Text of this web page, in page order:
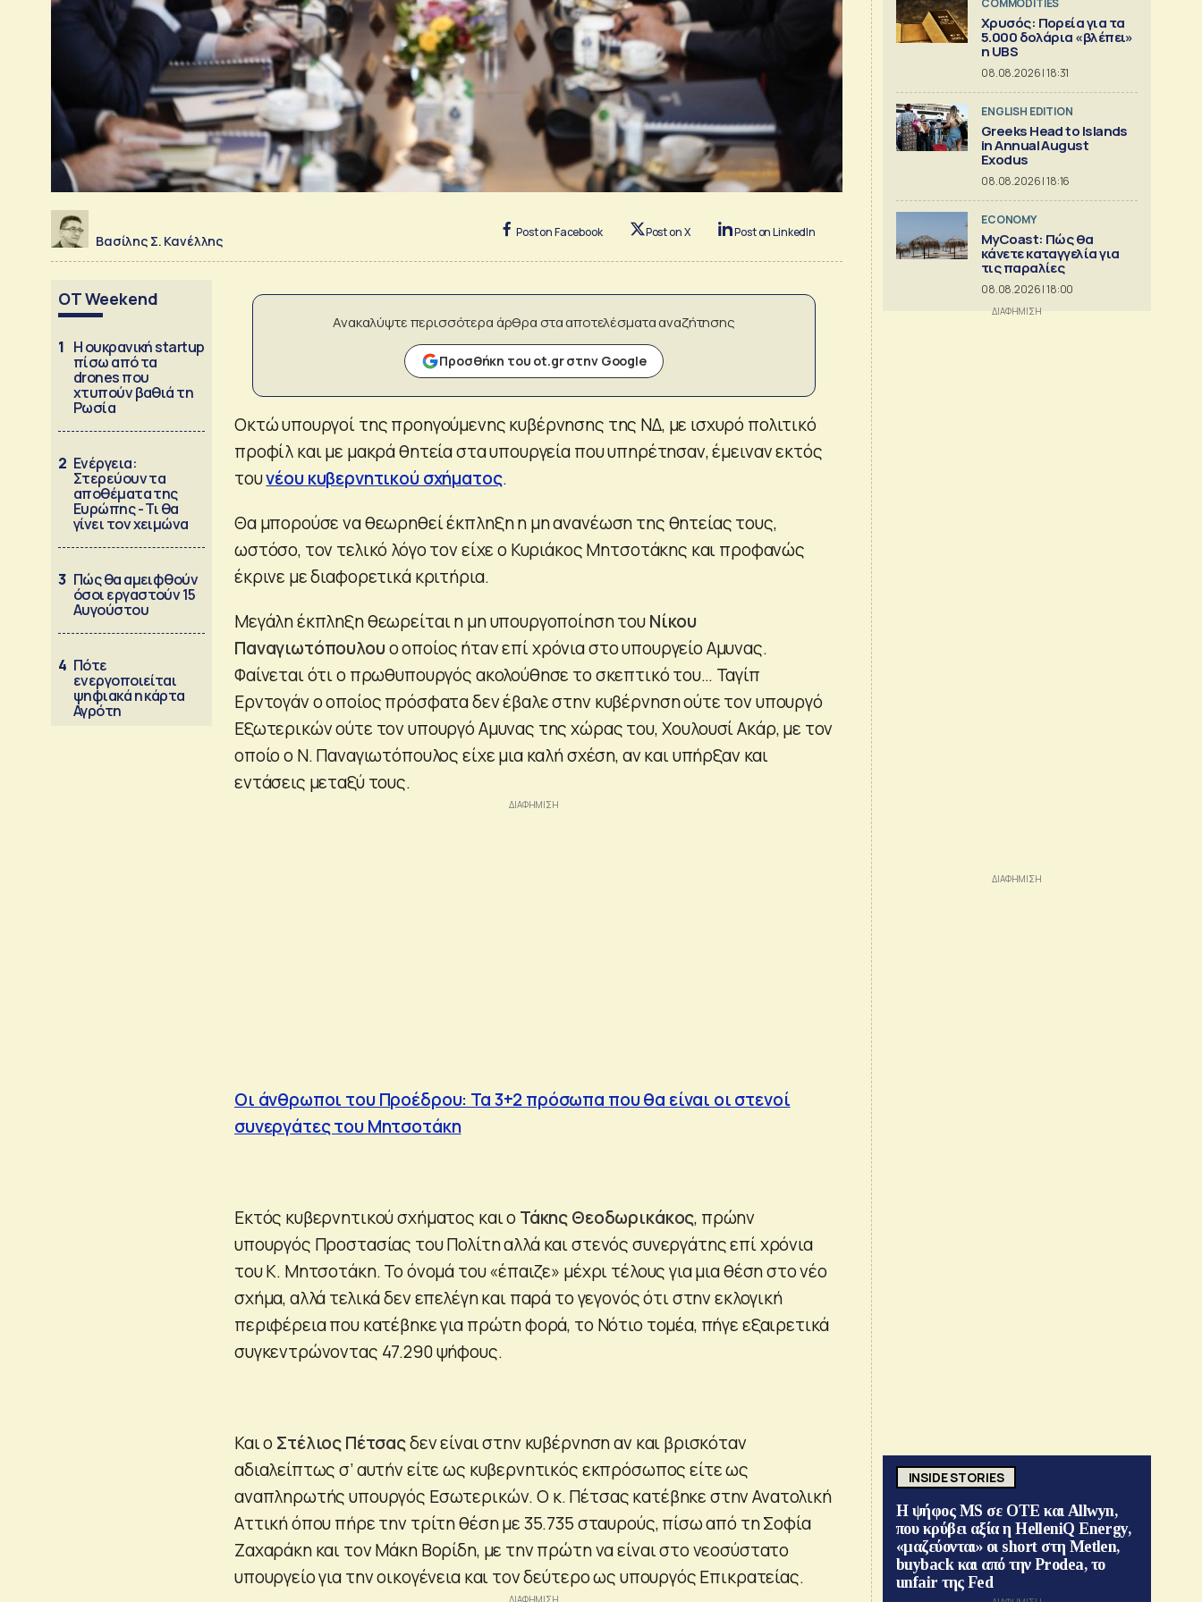
Βασίλης Σ. Κανέλλης
Post on Facebook Post on X Post on LinkedIn
OT Weekend
1 Η ουκρανική startup
πίσω από τα
drones που
χτυπούν βαθιά τη
Ρωσία
2 Ενέργεια:
Στερεύουν τα
αποθέματα της
Ευρώπης - Τι θα
γίνει τον χειμώνα
3 Πώς θα αμειφθούν
όσοι εργαστούν 15
Αυγούστου
4 Πότε
ενεργοποιείται
ψηφιακά η κάρτα
Αγρότη
Ανακαλύψτε περισσότερα άρθρα στα αποτελέσματα αναζήτησης
Προσθήκη του ot.gr στην Google
Οκτώ υπουργοί της προηγούμενης κυβέρνησης της ΝΔ, με ισχυρό πολιτικό
προφίλ και με μακρά θητεία στα υπουργεία που υπηρέτησαν, έμειναν εκτός
τουνέου κυβερνητικού σχήματος.
Θα μπορούσε να θεωρηθεί έκπληξη η μη ανανέωση της θητείας τους,
ωστόσο, τον τελικό λόγο τον είχε ο Κυριάκος Μητσοτάκης και προφανώς
έκρινε με διαφορετικά κριτήρια.
Μεγάλη έκπληξη θεωρείται η μη υπουργοποίηση τουΝίκου
Παναγιωτόπουλουο οποίος ήταν επί χρόνια στο υπουργείο Αμυνας.
Φαίνεται ότι ο πρωθυπουργός ακολούθησε το σκεπτικό του… Ταγίπ
Ερντογάν ο οποίος πρόσφατα δεν έβαλε στην κυβέρνηση ούτε τον υπουργό
Εξωτερικών ούτε τον υπουργό Αμυνας της χώρας του, Χουλουσί Ακάρ, με τον
οποίο ο Ν. Παναγιωτόπουλος είχε μια καλή σχέση, αν και υπήρξαν και
εντάσεις μεταξύ τους.
Οι άνθρωποι του Προέδρου: Τα 3+2 πρόσωπα που θα είναι οι στενοί
συνεργάτες του Μητσοτάκη
Εκτός κυβερνητικού σχήματος και οΤάκης Θεοδωρικάκος, πρώην
υπουργός Προστασίας του Πολίτη αλλά και στενός συνεργάτης επί χρόνια
του Κ. Μητσοτάκη. Το όνομά του «έπαιζε» μέχρι τέλους για μια θέση στο νέο
σχήμα, αλλά τελικά δεν επελέγη και παρά το γεγονός ότι στην εκλογική
περιφέρεια που κατέβηκε για πρώτη φορά, το Νότιο τομέα, πήγε εξαιρετικά
συγκεντρώνοντας 47.290 ψήφους.
Και οΣτέλιος Πέτσαςδεν είναι στην κυβέρνηση αν και βρισκόταν
αδιαλείπτως σ’ αυτήν είτε ως κυβερνητικός εκπρόσωπος είτε ως
αναπληρωτής υπουργός Εσωτερικών. Ο κ. Πέτσας κατέβηκε στην Ανατολική
Αττική όπου πήρε την τρίτη θέση με 35.735 σταυρούς, πίσω από τη Σοφία
Ζαχαράκη και τον Μάκη Βορίδη, με την πρώτη να είναι στο νεοσύστατο
υπουργείο για την οικογένεια και τον δεύτερο ως υπουργός Επικρατείας.
COMMODITIES
Χρυσός: Πορεία για τα
5.000 δολάρια «βλέπει»
η UBS
08.08.2026 | 18:31
ENGLISH EDITION
Greeks Head to Islands
in Annual August
Exodus
08.08.2026 | 18:16
ECONOMY
MyCoast: Πώς θα
κάνετε καταγγελία για
τις παραλίες
08.08.2026 | 18:00
INSIDE STORIES
Η ψήφος MS σε ΟΤΕ και Allwyn,
που κρύβει αξία η HelleniQ Energy,
«μαζεύονται» οι short στη Metlen,
buyback και από την Prodea, το
unfair της Fed